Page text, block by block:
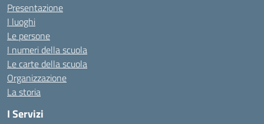
Presentazione
I luoghi
Le persone
I numeri della scuola
Le carte della scuola
Organizzazione
La storia
I Servizi